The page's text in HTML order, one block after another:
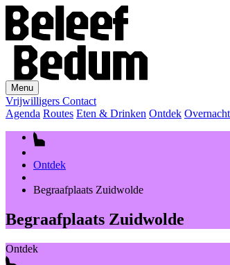
Menu
Vrijwilligers Contact
Agenda Routes Eten & Drinken Ontdek
Ontdek
Begraafplaats Zuidwolde
Begraafplaats Zuidwolde
Ontdek